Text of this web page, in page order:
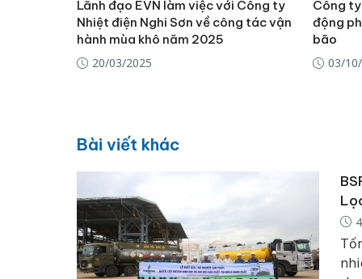
Lãnh đạo EVN làm việc với Công ty
Nhiệt điện Nghi Sơn về công tác vận
hành mùa khô năm 2025
20/03/2025
Công ty
động
bão
03/
Bài viết khác